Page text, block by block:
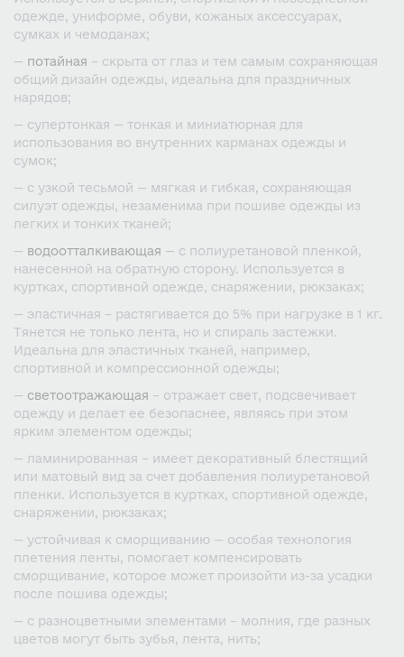
одежде, униформе, обуви, кожаных аксессуарах,
сумках и чемоданах;
— потайная – скрыта от глаз и тем самым сохраняющая
общий дизайн одежды, идеальна для праздничных
нарядов;
— супертонкая — тонкая и миниатюрная для
использования во внутренних карманах одежды и
сумок;
— с узкой тесьмой — мягкая и гибкая, сохраняющая
силуэт одежды, незаменима при пошиве одежды из
легких и тонких тканей;
— водоотталкивающая — с полиуретановой пленкой,
нанесенной на обратную сторону. Используется в
куртках, спортивной одежде, снаряжении, рюкзаках;
— эластичная – растягивается до 5% при нагрузке в 1 кг.
Тянется не только лента, но и спираль застежки.
Идеальна для эластичных тканей, например,
спортивной и компрессионной одежды;
— светоотражающая – отражает свет, подсвечивает
одежду и делает ее безопаснее, являясь при этом
ярким элементом одежды;
— ламинированная – имеет декоративный блестящий
или матовый вид за счет добавления полиуретановой
пленки. Используется в куртках, спортивной одежде,
снаряжении, рюкзаках;
— устойчивая к сморщиванию — особая технология
плетения ленты, помогает компенсировать
сморщивание, которое может произойти из-за усадки
после пошива одежды;
— с разноцветными элементами – молния, где разных
цветов могут быть зубья, лента, нить;